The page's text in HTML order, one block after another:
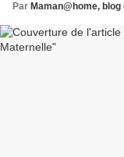
Par Maman@home,